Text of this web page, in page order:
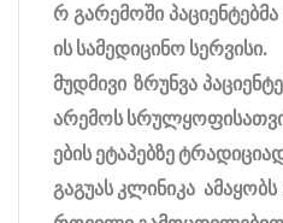
რ გარემოში
ის სამედიცინო სერვისი.
მუდმივი ზრუნვა
არემოს
ების ეტაპებზე
გაგუას კლინიკა